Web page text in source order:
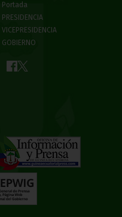
Portada
PRESIDENCIA
VICEPRESIDENCIA
GOBIERNO